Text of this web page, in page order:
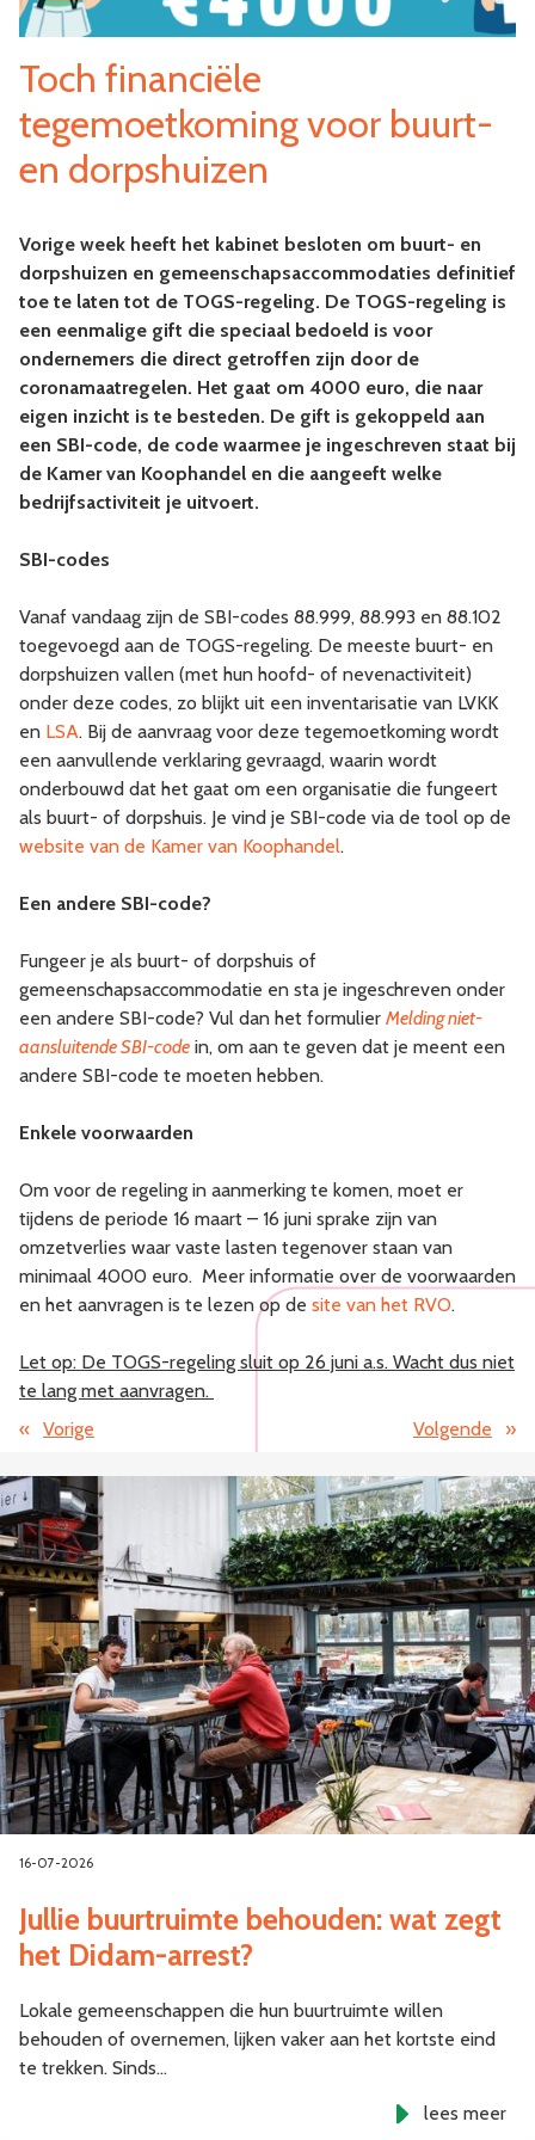
Toch financiële
tegemoetkoming voor buurt-
en dorpshuizen
Vorige week heeft het kabinet besloten om buurt- en
dorpshuizen en gemeenschapsaccommodaties definitief
toe te laten tot de TOGS-regeling. De TOGS-regeling is
een eenmalige gift die speciaal bedoeld is voor
ondernemers die direct getroffen zijn door de
coronamaatregelen. Het gaat om 4000 euro, die naar
eigen inzicht is te besteden. De gift is gekoppeld aan
een SBI-code, de code waarmee je ingeschreven staat bij
de Kamer van Koophandel en die aangeeft welke
bedrijfsactiviteit je uitvoert.
SBI-codes
Vanaf vandaag zijn de SBI-codes 88.999, 88.993 en 88.102
toegevoegd aan de TOGS-regeling. De meeste buurt- en
dorpshuizen vallen (met hun hoofd- of nevenactiviteit)
onder deze codes, zo blijkt uit een inventarisatie van LVKK
en LSA. Bij de aanvraag voor deze tegemoetkoming wordt
een aanvullende verklaring gevraagd, waarin wordt
onderbouwd dat het gaat om een organisatie die fungeert
als buurt- of dorpshuis. Je vind je SBI-code via de tool op de
website van de Kamer van Koophandel.
Een andere SBI-code?
Fungeer je als buurt- of dorpshuis of
gemeenschapsaccommodatie en sta je ingeschreven onder
een andere SBI-code? Vul dan het formulier Melding niet-
aansluitende SBI-code in, om aan te geven dat je meent een
andere SBI-code te moeten hebben.
Enkele voorwaarden
Om voor de regeling in aanmerking te komen, moet er
tijdens de periode 16 maart – 16 juni sprake zijn van
omzetverlies waar vaste lasten tegenover staan van
minimaal 4000 euro. Meer informatie over de voorwaarden
en het aanvragen is te lezen op de site van het RVO.
Let op: De TOGS-regeling sluit op 26 juni a.s. Wacht dus niet
te lang met aanvragen.
« Vorige Volgende »
16-07-2026
Jullie buurtruimte behouden: wat zegt
het Didam-arrest?
Lokale gemeenschappen die hun buurtruimte willen
behouden of overnemen, lijken vaker aan het kortste eind
te trekken. Sinds…
lees meer